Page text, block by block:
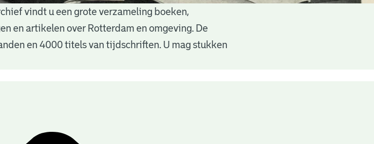
vindt u een grote verzameling boeken,
en artikelen over Rotterdam en omgeving. De
en 4000 titels van tijdschriften. U mag stukken